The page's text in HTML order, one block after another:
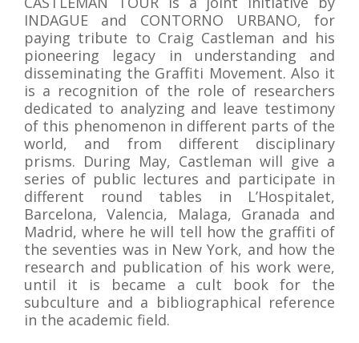
INDAGUE and CONTORNO URBANO, for
paying tribute to Craig Castleman and his
pioneering legacy in understanding and
disseminating the Graffiti Movement. Also it
is a recognition of the role of researchers
dedicated to analyzing and leave testimony
of this phenomenon in different parts of the
world, and from different disciplinary
prisms. During May, Castleman will give a
series of public lectures and participate in
different round tables in L’Hospitalet,
Barcelona, Valencia, Malaga, Granada and
Madrid, where he will tell how the graffiti of
the seventies was in New York, and how the
research and publication of his work were,
until it is became a cult book for the
subculture and a bibliographical reference
in the academic field.